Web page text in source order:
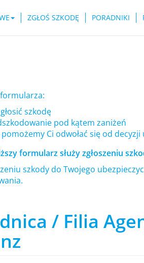
ZGŁOŚ SZKODĘ PORADNIKI
szkodę
pod kątem zaniżeń
Ci odwołać się od decyzji
formularz służy zgłoszeniu
szkody do Twojego
/ Filia